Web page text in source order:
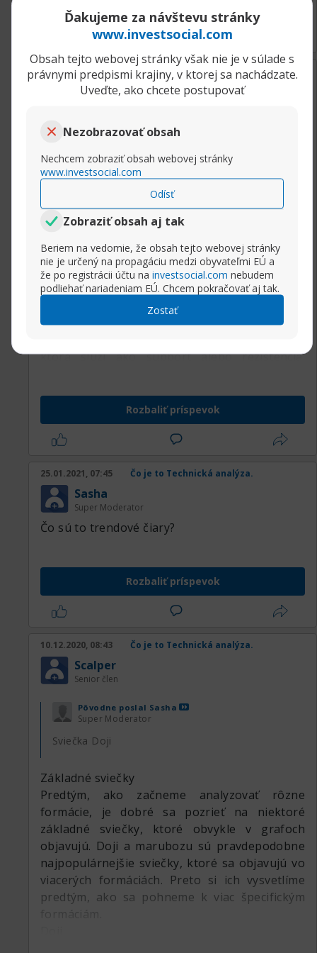
Ďakujeme za návštevu stránky
www.investsocial.com
Obsah tejto webovej stránky však nie je v súlade s
právnymi predpismi krajiny, v ktorej sa nachádzate.
Uveďte, ako chcete postupovať
Nezobrazovať obsah
Nechcem zobraziť obsah webovej stránky
www.investsocial.com
Odísť
Zobraziť obsah aj tak
Beriem na vedomie, že obsah tejto webovej stránky
nie je určený na propagáciu medzi obyvateľmi EÚ a
že po registrácii účtu na investsocial.com nebudem
podliehať nariadeniam EÚ. Chcem pokračovať aj tak.
Zostať
odrazí, prípadne cena čiaru prerazí.
Ak napr. máme zakreslený klesajúci trend,
hľadáme príležitosti, kedy môžeme uzavrieť
krátku pozíciu. V prípade, že sa cena pohybuje
nahor a blíži sa k trendovej čiare, nastáva čas
25.01.2021, 07:47 Čo je to Technická analýza.
Scalper
Pôvodne poslalSasha
Čo sú to trendové čiary?
Dôležitou pomôckou obchodníka sú trend lines
(trendovej čiary). Nejde o nič komplikované a
väčšiny profesionálnych obchodníkov, ktorí
pracujú s technickou analýzou.
Odborná poučka hovorí, že trendová čiara je
priamka spájajúca minimálne dva a viacero
ktorá slúži ako support alebo rezistencia.
stanoviť si obchodný plán.
Rozbaliť príspevok
25.01.2021, 07:45 Čo je to Technická analýza.
Sasha
Super Moderator
Čo sú to trendové čiary?
Rozbaliť príspevok
10.12.2020, 08:43 Čo je to Technická analýza.
Scalper
Senior člen
Pôvodne poslal Sasha
Super Moderator
Sviečka Doji
Základné sviečky
Predtým, ako začneme analyzovať rôzne
formácie, je dobré sa pozrieť na niektoré
základné sviečky, ktoré obvykle v grafoch
objavujú. Doji a marubozu sú pravdepodobne
najpopulárnejšie sviečky, ktoré sa objavujú vo
viacerých formáciách. Preto si ich vysvetlíme
predtým, ako sa pohneme k viac špecifickým